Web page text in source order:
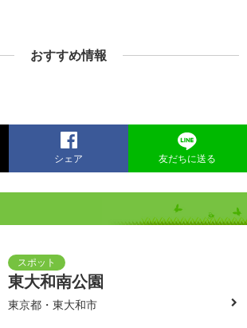
おすすめ情報
シェア 友だちに送る
東大和南公園
東京都・東大和市